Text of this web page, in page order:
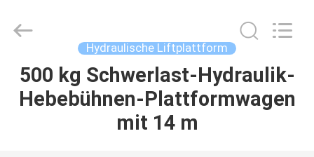
ZU
HAUSE
LTD.
Hydraulische Liftplattform
500 kg Schwerlast-Hydraulik-
Hebebühnen-Plattformwagen
mit 14 m